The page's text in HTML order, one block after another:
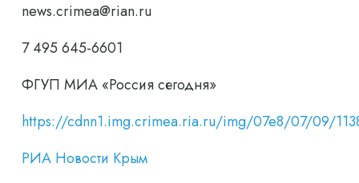
news.crimea@rian.ru
7 495 645-6601
ФГУП МИА «Россия сегодня»
https://cdnn1.img.crimea.ria.ru/img/07e8/07/09/
РИА Новости Крым